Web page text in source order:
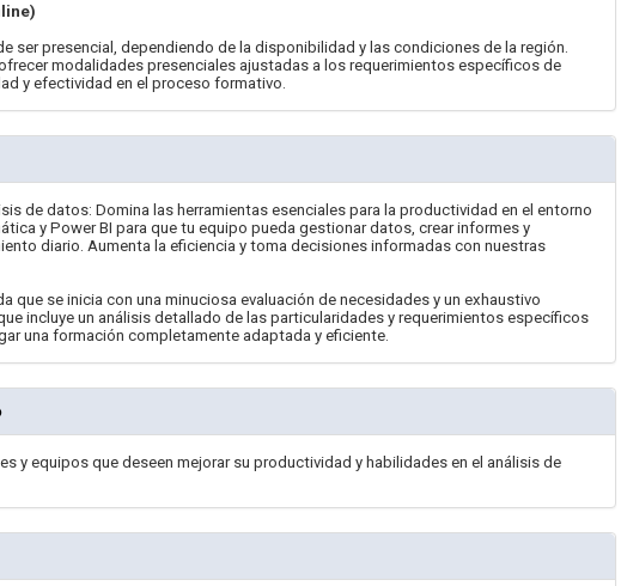
ser presencial, dependiendo de la disponibilidad y las condiciones de la región.
modalidades presenciales ajustadas a los requerimientos específicos de
y efectividad en el proceso formativo.
de datos: Domina las herramientas esenciales para la productividad en el entorno
y Power BI para que tu equipo pueda gestionar datos, crear informes y
diario. Aumenta la eficiencia y toma decisiones informadas con nuestras
que se inicia con una minuciosa evaluación de necesidades y un exhaustivo
incluye un análisis detallado de las particularidades y requerimientos específicos
una formación completamente adaptada y eficiente.
y equipos que deseen mejorar su productividad y habilidades en el análisis de